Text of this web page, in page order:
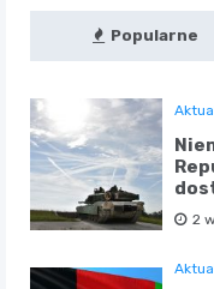
Popularne
2